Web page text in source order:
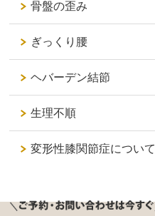
骨盤の歪み
ぎっくり腰
ヘバーデン結節
生理不順
変形性膝関節症について